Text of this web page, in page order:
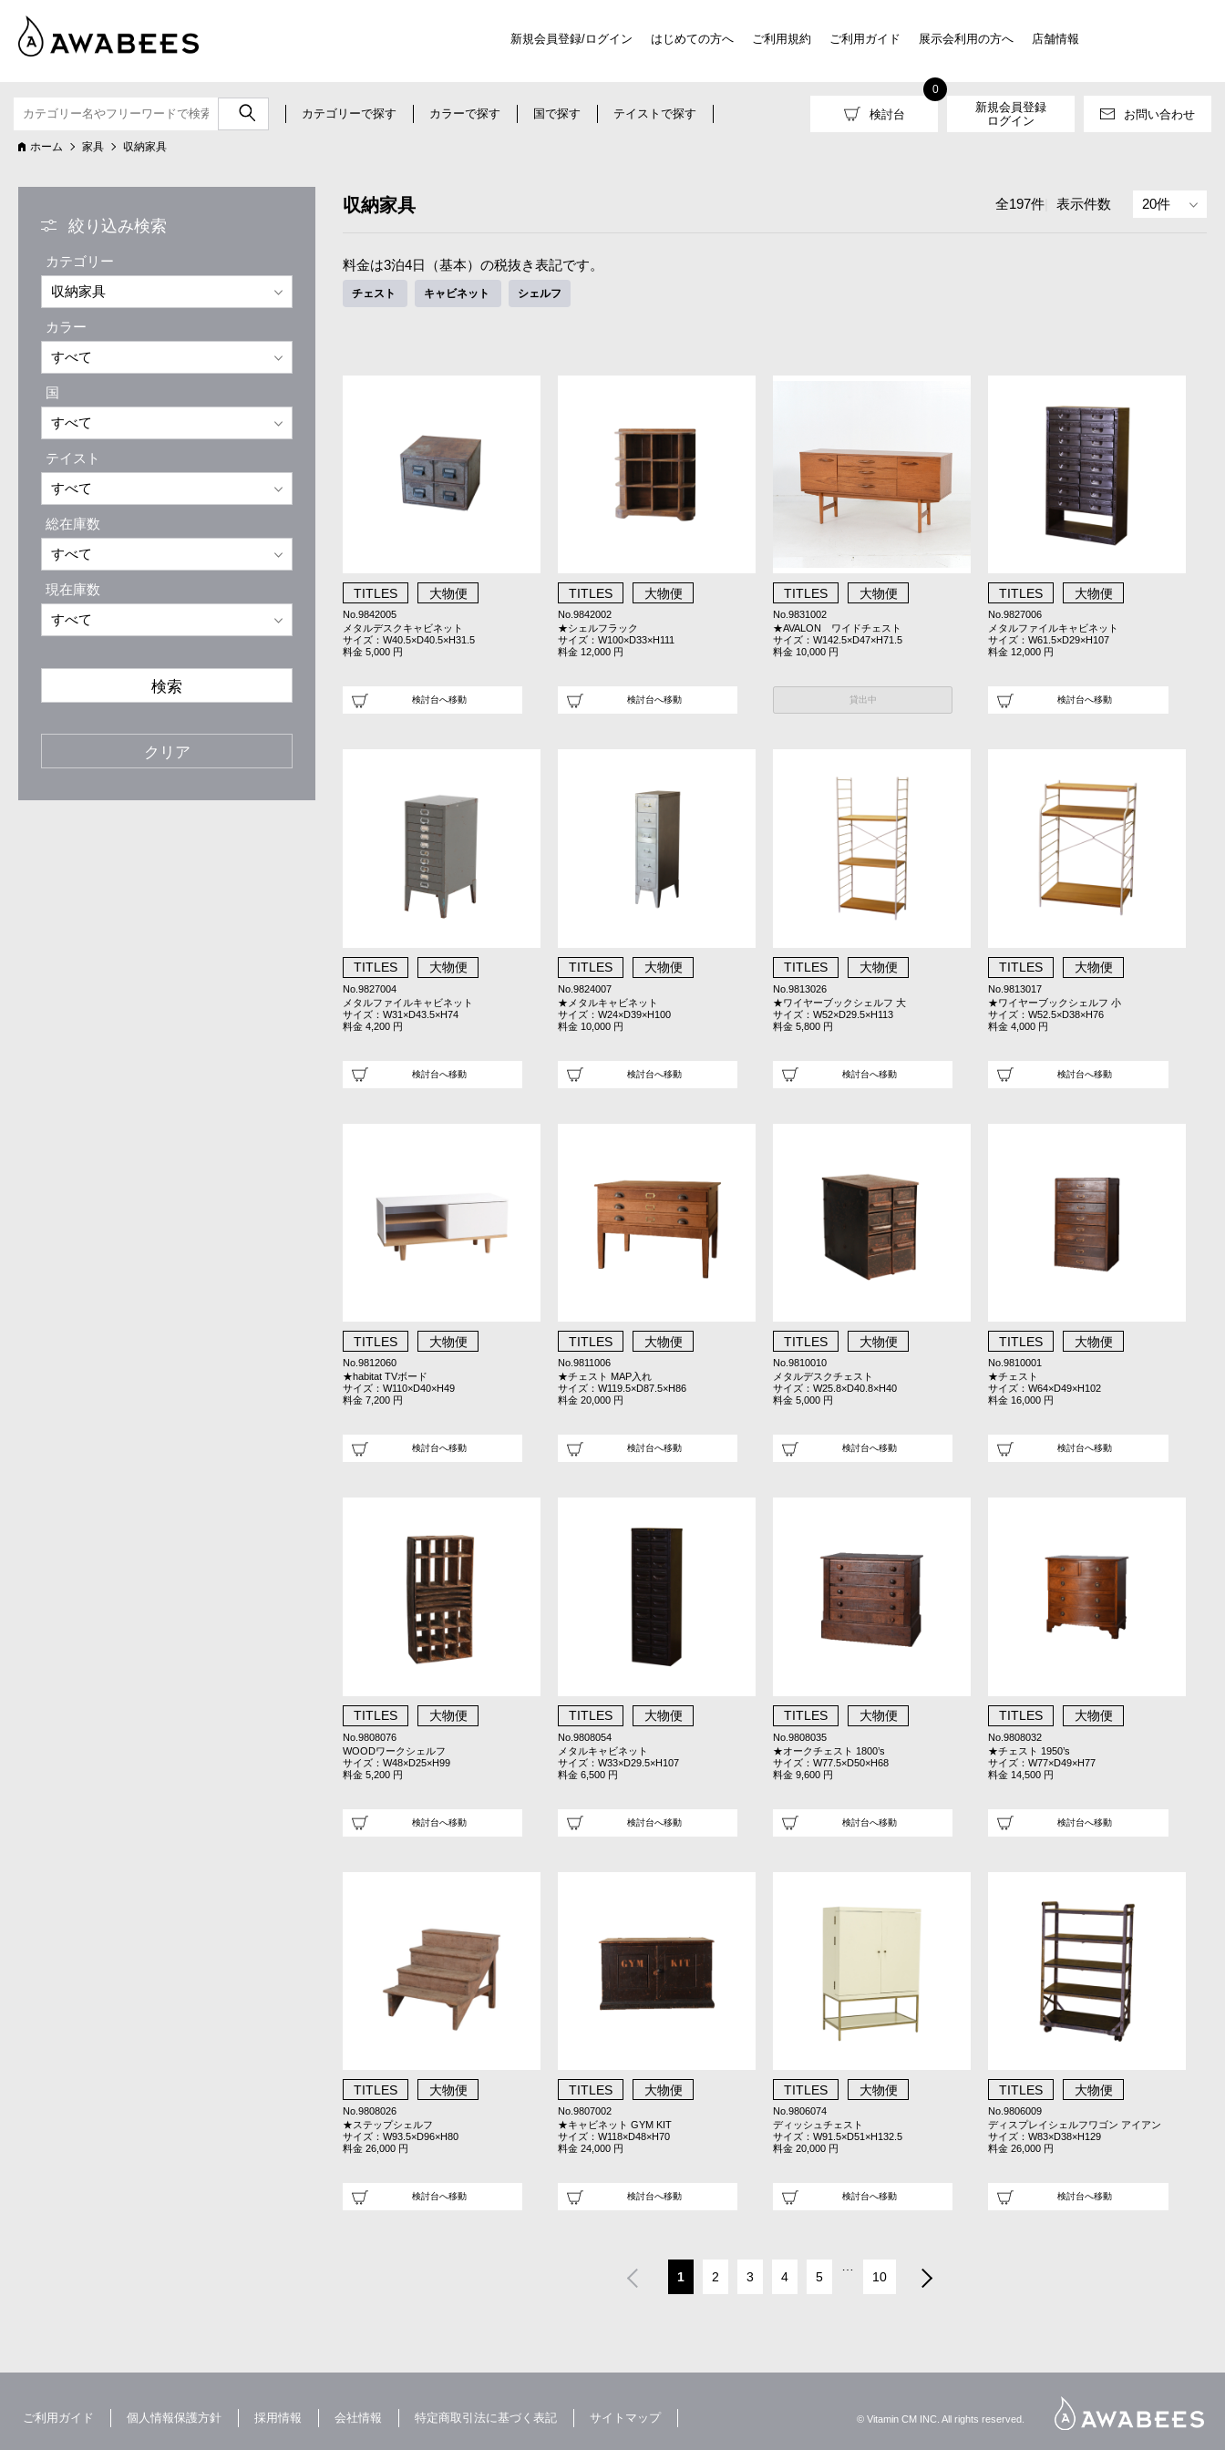
新規会員登録/ログイン はじめての方へ ご利用規約 ご利用ガイド 展示会利用の方へ 店舗情報
カテゴリーで探す カラーで探す 国で探す テイストで探す 検討台
0
新規会員登録
ログイン
お問い合わせ
ホーム 家具 収納家具
絞り込み検索
カテゴリー
カラー
国
テイスト
総在庫数
現在庫数
検索
収納家具 全197件 表示件数
料金は3泊4日（基本）の税抜き表記です。
チェスト キャビネット シェルフ
TITLES 大物便
No.9842005
メタルデスクキャビネット
サイズ：W40.5×D40.5×H31.5
料金 5,000 円
検討台へ移動
TITLES 大物便
No.9842002
★シェルフラック
サイズ：W100×D33×H111
料金 12,000 円
検討台へ移動
TITLES 大物便
No.9831002
★AVALON ワイドチェスト
サイズ：W142.5×D47×H71.5
料金 10,000 円
貸出中
TITLES 大物便
No.9827006
メタルファイルキャビネット
サイズ：W61.5×D29×H107
料金 12,000 円
検討台へ移動
TITLES 大物便
No.9827004
メタルファイルキャビネット
サイズ：W31×D43.5×H74
料金 4,200 円
検討台へ移動
TITLES 大物便
No.9824007
★メタルキャビネット
サイズ：W24×D39×H100
料金 10,000 円
検討台へ移動
TITLES 大物便
No.9813026
★ワイヤーブックシェルフ 大
サイズ：W52×D29.5×H113
料金 5,800 円
検討台へ移動
TITLES 大物便
No.9813017
★ワイヤーブックシェルフ 小
サイズ：W52.5×D38×H76
料金 4,000 円
検討台へ移動
TITLES 大物便
No.9812060
★habitat TVボード
サイズ：W110×D40×H49
料金 7,200 円
検討台へ移動
TITLES 大物便
No.9811006
★チェスト MAP入れ
サイズ：W119.5×D87.5×H86
料金 20,000 円
検討台へ移動
TITLES 大物便
No.9810010
メタルデスクチェスト
サイズ：W25.8×D40.8×H40
料金 5,000 円
検討台へ移動
TITLES 大物便
No.9810001
★チェスト
サイズ：W64×D49×H102
料金 16,000 円
検討台へ移動
TITLES 大物便
No.9808076
WOODワークシェルフ
サイズ：W48×D25×H99
料金 5,200 円
検討台へ移動
TITLES 大物便
No.9808054
メタルキャビネット
サイズ：W33×D29.5×H107
料金 6,500 円
検討台へ移動
TITLES 大物便
No.9808035
★オークチェスト 1800’s
サイズ：W77.5×D50×H68
料金 9,600 円
検討台へ移動
TITLES 大物便
No.9808032
★チェスト 1950’s
サイズ：W77×D49×H77
料金 14,500 円
検討台へ移動
TITLES 大物便
No.9808026
★ステップシェルフ
サイズ：W93.5×D96×H80
料金 26,000 円
検討台へ移動
TITLES 大物便
No.9807002
★キャビネット GYM KIT
サイズ：W118×D48×H70
料金 24,000 円
検討台へ移動
TITLES 大物便
No.9806074
ディッシュチェスト
サイズ：W91.5×D51×H132.5
料金 20,000 円
検討台へ移動
TITLES 大物便
No.9806009
ディスプレイシェルフワゴン アイアン
サイズ：W83×D38×H129
料金 26,000 円
検討台へ移動
1 2 3 4 5
…
10
ご利用ガイド 個人情報保護方針 採用情報 会社情報 特定商取引法に基づく表記 サイトマップ © Vitamin CM INC. All rights reserved.